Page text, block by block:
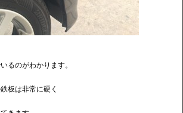
るのがわかります。
板は非常に硬く